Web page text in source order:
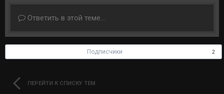
Ответить в этой теме...
Подписчики 2
ПЕРЕЙТИ К СПИСКУ ТЕМ